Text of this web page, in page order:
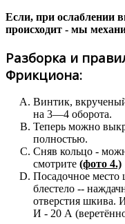
Если, при ослаблении
происходит - мы
Разборка и
Фрикциона:
Винтик,
на 3—4 оборота.
Теперь можно
полностью.
Сняв кольцо -
смотрите (фото 4.)
Посадочное место
блестело --
отверстия шкива.
И - 20 А